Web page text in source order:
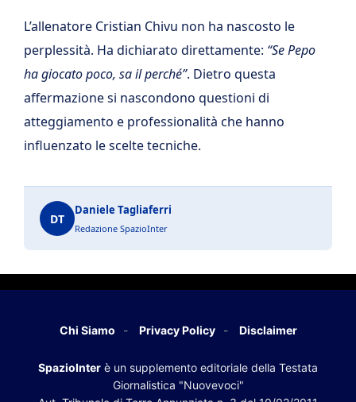
L’allenatore Cristian Chivu non ha nascosto le
perplessità. Ha dichiarato direttamente: “Se Pepo
ha giocato poco, sa il perché”. Dietro questa
affermazione si nascondono questioni di
atteggiamento e professionalità che hanno
influenzato le scelte tecniche.
DT
Daniele Tagliaferri
Redazione SpazioInter
Chi Siamo Privacy Policy Disclaimer
SpazioInter è un supplemento editoriale della Testata
Giornalistica "Nuovevoci"